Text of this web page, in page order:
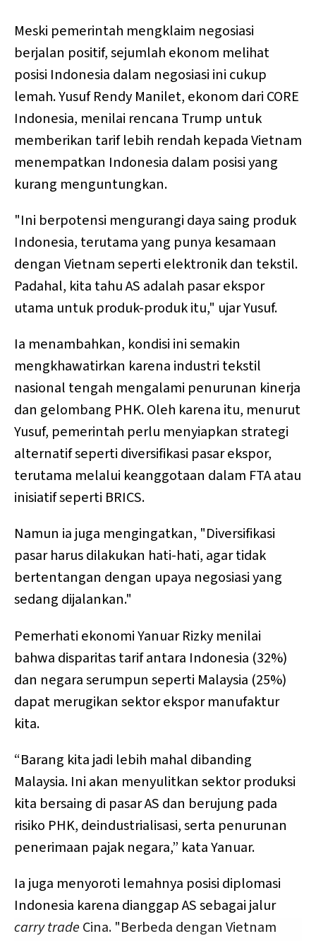
Meski pemerintah mengklaim negosiasi
berjalan positif, sejumlah ekonom melihat
posisi Indonesia dalam negosiasi ini cukup
lemah. Yusuf Rendy Manilet, ekonom dari CORE
Indonesia, menilai rencana Trump untuk
memberikan tarif lebih rendah kepada Vietnam
menempatkan Indonesia dalam posisi yang
kurang menguntungkan.
"Ini berpotensi mengurangi daya saing produk
Indonesia, terutama yang punya kesamaan
dengan Vietnam seperti elektronik dan tekstil.
Padahal, kita tahu AS adalah pasar ekspor
utama untuk produk-produk itu," ujar Yusuf.
Ia menambahkan, kondisi ini semakin
mengkhawatirkan karena industri tekstil
nasional tengah mengalami penurunan kinerja
dan gelombang PHK. Oleh karena itu, menurut
Yusuf, pemerintah perlu menyiapkan strategi
alternatif seperti diversifikasi pasar ekspor,
terutama melalui keanggotaan dalam FTA atau
inisiatif seperti BRICS.
Namun ia juga mengingatkan, "Diversifikasi
pasar harus dilakukan hati-hati, agar tidak
bertentangan dengan upaya negosiasi yang
sedang dijalankan."
Pemerhati ekonomi Yanuar Rizky menilai
bahwa disparitas tarif antara Indonesia (32%)
dan negara serumpun seperti Malaysia (25%)
dapat merugikan sektor ekspor manufaktur
kita.
“Barang kita jadi lebih mahal dibanding
Malaysia. Ini akan menyulitkan sektor produksi
kita bersaing di pasar AS dan berujung pada
risiko PHK, deindustrialisasi, serta penurunan
penerimaan pajak negara,” kata Yanuar.
Ia juga menyoroti lemahnya posisi diplomasi
Indonesia karena dianggap AS sebagai jalur
carry trade Cina. "Berbeda dengan Vietnam